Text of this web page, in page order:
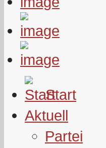
Start
Aktuell
Partei